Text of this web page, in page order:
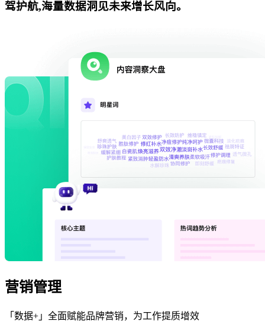
驾护航,海量数据洞见未来增长风向。
营销管理
「数据+」全面赋能品牌营销，为工作提质增效